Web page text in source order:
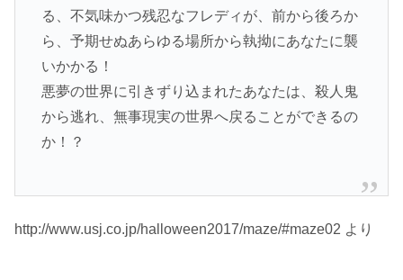
る、不気味かつ残忍なフレディが、前から後ろか
ら、予期せぬあらゆる場所から執拗にあなたに襲
いかかる！
悪夢の世界に引きずり込まれたあなたは、殺人鬼
から逃れ、無事現実の世界へ戻ることができるの
か！？
http://www.usj.co.jp/halloween2017/maze/#maze02 より